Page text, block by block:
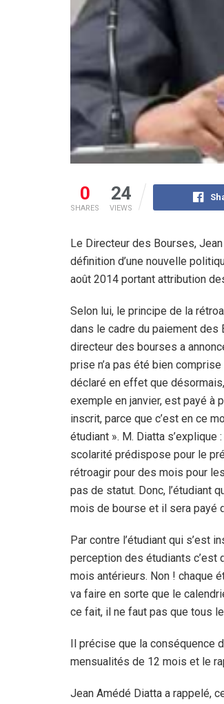
0
SHARES
24
VIEWS
Le Directeur des Bourses,
définition d’une nouvelle
août 2014 portant attribution
Selon lui, le principe de la
dans le cadre du paiement des
directeur des bourses a
prise n’a pas été bien
déclaré en effet que
exemple en janvier, est payé à
inscrit, parce que c’est en ce
étudiant ». M. Diatta s’explique
scolarité prédispose pour le
rétroagir pour des mois pour
pas de statut. Donc, l’étudiant
mois de bourse et il sera payé
Par contre l’étudiant qui s’est
perception des étudiants
mois antérieurs. Non ! chaque
va faire en sorte que le
ce fait, il ne faut pas que tous
Il précise que la conséquence
mensualités de 12 mois et le
Jean Amédé Diatta a rappelé,